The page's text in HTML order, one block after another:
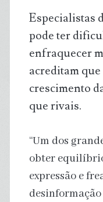
Especialistas
pode ter
enfraquecer
acreditam
crescimento
que rivais.
“Um dos
obter
expressão e
desinformação